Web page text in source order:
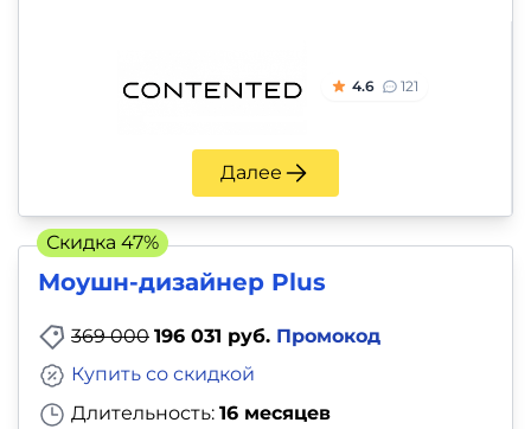
4.6 121
Далее
Моушн-дизайнер Plus
369 000 196 031 руб. Промокод
Длительность: 16 месяцев
Купить со скидкой
Скидка 47%